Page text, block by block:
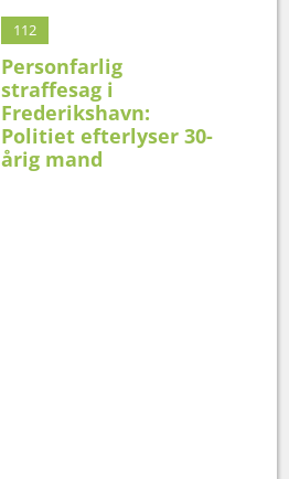
112
Personfarlig
straffesag i
Frederikshavn:
Politiet efterlyser 30-
årig mand